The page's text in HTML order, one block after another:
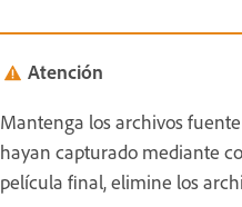
Atención
Mantenga los archivos
hayan capturado mediante
película final, elimine los